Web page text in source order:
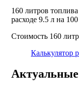
160 литров
расходе 9.5 л на
Стоимость 160
Калькулятор